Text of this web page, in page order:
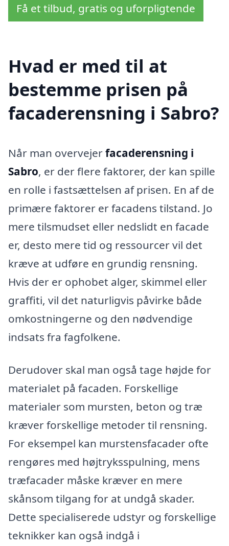
Få et tilbud, gratis og uforpligtende
Hvad er med til at
bestemme prisen på
facaderensning i Sabro?
Når man overvejerfacaderensning i
Sabro, er der flere faktorer, der kan spille
en rolle i fastsættelsen af prisen. En af de
primære faktorer er facadens tilstand. Jo
mere tilsmudset eller nedslidt en facade
er, desto mere tid og ressourcer vil det
kræve at udføre en grundig rensning.
Hvis der er ophobet alger, skimmel eller
graffiti, vil det naturligvis påvirke både
omkostningerne og den nødvendige
indsats fra fagfolkene.
Derudover skal man også tage højde for
materialet på facaden. Forskellige
materialer som mursten, beton og træ
kræver forskellige metoder til rensning.
For eksempel kan murstensfacader ofte
rengøres med højtryksspulning, mens
træfacader måske kræver en mere
skånsom tilgang for at undgå skader.
Dette specialiserede udstyr og forskellige
teknikker kan også indgå i